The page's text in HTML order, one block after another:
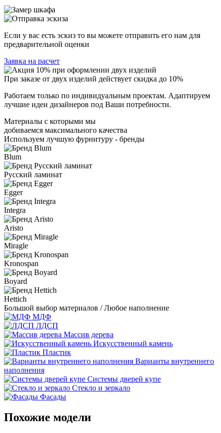
Если у вас есть эскиз то вы можете отправить его нам для
предварительной оценки
Заявка на расчет
При заказе от двух изделий действует скидка до 10%
Работаем только по индивидуальным проектам. Адаптируем
лучшие идеи дизайнеров под Ваши потребности.
Материалы с которыми мы
добиваемся максимального качества
Используем лучшую фурнитуру - бренды
Blum
Русский ламинат
Egger
Integra
Aristo
Miragle
Kronospan
Boyard
Hettich
Большой выбор материалов / Любое наполнение
МДФ
ЛДСП
Массив дерева
Искусственный камень
Пластик
Варианты внутреннего
наполнения
Системы дверей купе
Стекло и зеркало
Фасады
Похожие модели